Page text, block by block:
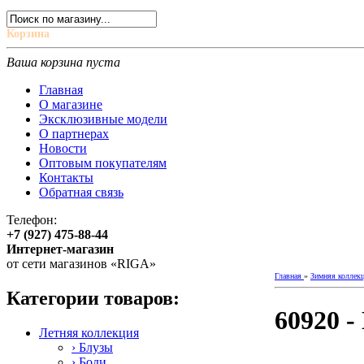
Корзина
Ваша корзина пуста
Главная
О магазине
Эксклюзивные модели
О партнерах
Новости
Оптовым покупателям
Контакты
Обратная связь
Телефон:
+7 (927) 475-88-44
Интернет-магазин
от сети магазинов «RIGA»
Категории товаров:
Летняя коллекция
› Блузы
Главная » Зимняя
60920